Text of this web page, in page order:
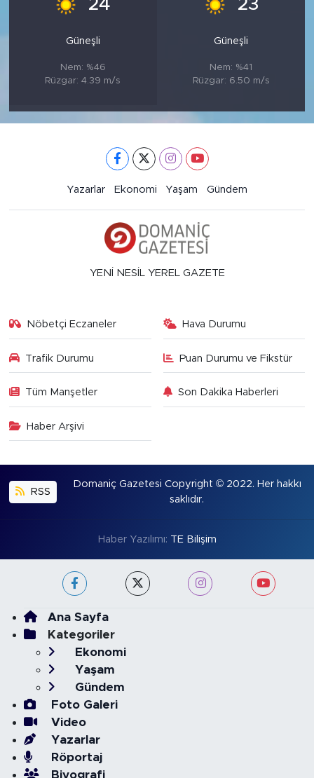
24
Güneşli
Nem: %46
Rüzgar: 4.39 m/s
23
Güneşli
Nem: %41
Rüzgar: 6.50 m/s
Yazarlar Ekonomi Yaşam Gündem
YENİ NESİL YEREL GAZETE
Nöbetçi Eczaneler Hava Durumu
Trafik Durumu Puan Durumu ve Fikstür
Tüm Manşetler Son Dakika Haberleri
Haber Arşivi
RSS
Domaniç Gazetesi Copyright © 2022. Her hakkı
saklıdır.
Haber Yazılımı: TE Bilişim
Ana Sayfa
Kategoriler
Ekonomi
Yaşam
Gündem
Foto Galeri
Video
Yazarlar
Röportaj
Biyografi